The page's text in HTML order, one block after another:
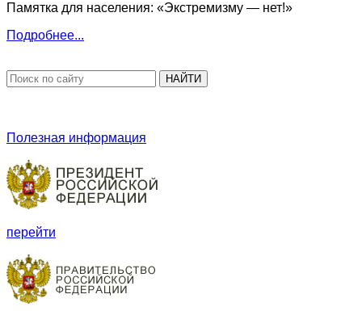
Памятка для населения: «Экстремизму — нет!»
Подробнее...
НАЙТИ
Полезная информация
перейти